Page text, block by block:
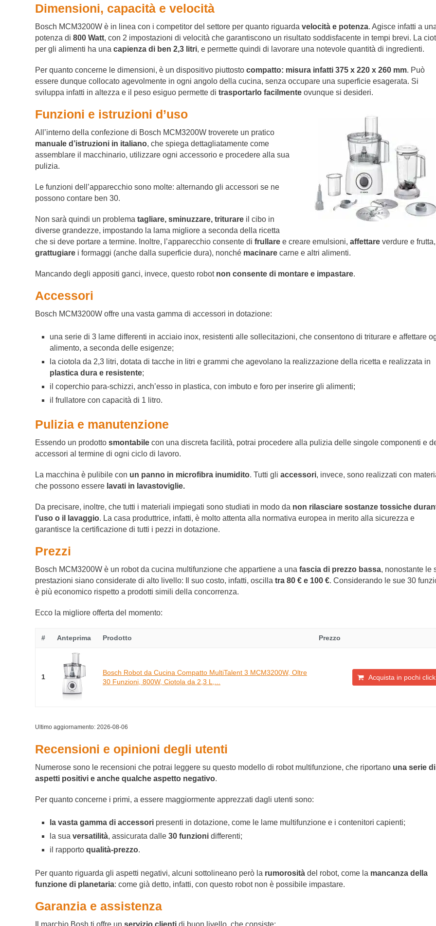
Dimensioni, capacità e velocità
Bosch MCM3200W è in linea con i competitor del settore per quanto riguarda velocità e potenza. Agisce infatti a
potenza di 800 Watt, con 2 impostazioni di velocità che garantiscono un risultato soddisfacente in tempi brevi. La
per gli alimenti ha una capienza di ben 2,3 litri, e permette quindi di lavorare una notevole quantità di ingredienti.
Per quanto concerne le dimensioni, è un dispositivo piuttosto compatto: misura infatti 375 x 220 x 260 mm. Può
essere dunque collocato agevolmente in ogni angolo della cucina, senza occupare una superficie esagerata. Si
sviluppa infatti in altezza e il peso esiguo permette di trasportarlo facilmente ovunque si desideri.
Funzioni e istruzioni d’uso
All’interno della confezione di Bosch MCM3200W troverete un pratico
manuale d’istruzioni in italiano, che spiega dettagliatamente come
assemblare il macchinario, utilizzare ogni accessorio e procedere alla sua
pulizia.
Le funzioni dell’apparecchio sono molte: alternando gli accessori se ne
possono contare ben 30.
Non sarà quindi un problema tagliare, sminuzzare, triturare il cibo in
diverse grandezze, impostando la lama migliore a seconda della ricetta
che si deve portare a termine. Inoltre, l’apparecchio consente di frullare e creare emulsioni, affettare verdure e frutta,
grattugiare i formaggi (anche dalla superficie dura), nonché macinare carne e altri alimenti.
Mancando degli appositi ganci, invece, questo robot non consente di montare e impastare.
Accessori
Bosch MCM3200W offre una vasta gamma di accessori in dotazione:
una serie di 3 lame differenti in acciaio inox, resistenti alle sollecitazioni, che consentono di triturare e affettare
alimento, a seconda delle esigenze;
la ciotola da 2,3 litri, dotata di tacche in litri e grammi che agevolano la realizzazione della ricetta e realizzata in
plastica dura e resistente;
il coperchio para-schizzi, anch’esso in plastica, con imbuto e foro per inserire gli alimenti;
il frullatore con capacità di 1 litro.
Pulizia e manutenzione
Essendo un prodotto smontabile con una discreta facilità, potrai procedere alla pulizia delle singole componenti e
accessori al termine di ogni ciclo di lavoro.
La macchina è pulibile con un panno in microfibra inumidito. Tutti gli accessori, invece, sono realizzati con
che possono essere lavati in lavastoviglie.
Da precisare, inoltre, che tutti i materiali impiegati sono studiati in modo da non rilasciare sostanze tossiche
l’uso o il lavaggio. La casa produttrice, infatti, è molto attenta alla normativa europea in merito alla sicurezza e
garantisce la certificazione di tutti i pezzi in dotazione.
Prezzi
Bosch MCM3200W è un robot da cucina multifunzione che appartiene a una fascia di prezzo bassa, nonostante le
prestazioni siano considerate di alto livello: Il suo costo, infatti, oscilla tra 80 € e 100 €. Considerando le sue 30
è più economico rispetto a prodotti simili della concorrenza.
Ecco la migliore offerta del momento:
# Anteprima Prodotto Prezzo
1
Bosch Robot da Cucina Compatto MultiTalent 3 MCM3200W, Oltre
30 Funzioni, 800W, Ciotola da 2,3 L,...
Acquista in pochi click
Ultimo aggiornamento: 2026-08-06
Recensioni e opinioni degli utenti
Numerose sono le recensioni che potrai leggere su questo modello di robot multifunzione, che riportano una serie di
aspetti positivi e anche qualche aspetto negativo.
Per quanto concerne i primi, a essere maggiormente apprezzati dagli utenti sono:
la vasta gamma di accessori presenti in dotazione, come le lame multifunzione e i contenitori capienti;
la suaversatilità, assicurata dalle30 funzioni differenti;
il rapportoqualità-prezzo.
Per quanto riguarda gli aspetti negativi, alcuni sottolineano però la rumorosità del robot, come la mancanza della
funzione di planetaria: come già detto, infatti, con questo robot non è possibile impastare.
Garanzia e assistenza